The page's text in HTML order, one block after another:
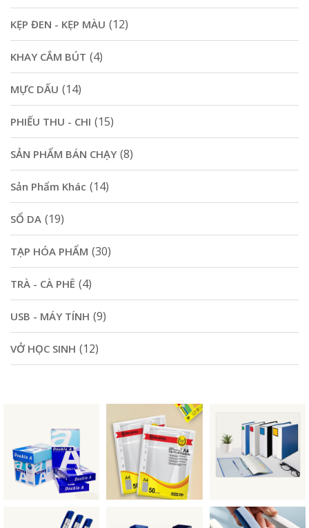
KẸP ĐEN - KẸP MÀU (12)
KHAY CẮM BÚT (4)
MỰC DẤU (14)
PHIẾU THU - CHI (15)
SẢN PHẨM BÁN CHẠY (8)
Sản Phẩm Khác (14)
SỔ DA (19)
TẠP HÓA PHẨM (30)
TRÀ - CÀ PHÊ (4)
USB - MÁY TÍNH (9)
VỞ HỌC SINH (12)